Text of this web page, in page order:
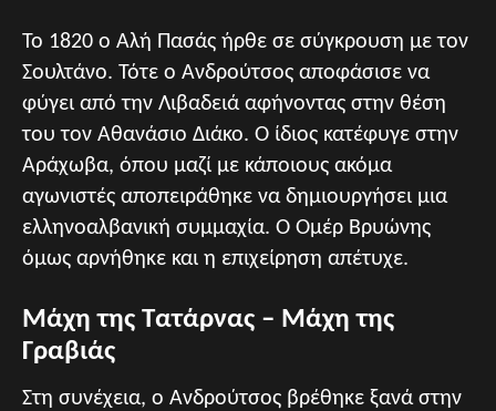
Το 1820 ο Αλή Πασάς ήρθε σε σύγκρουση με τον
Σουλτάνο. Τότε ο Ανδρούτσος αποφάσισε να
φύγει από την Λιβαδειά αφήνοντας στην θέση
του τον Αθανάσιο Διάκο. Ο ίδιος κατέφυγε στην
Αράχωβα, όπου μαζί με κάποιους ακόμα
αγωνιστές αποπειράθηκε να δημιουργήσει μια
ελληνοαλβανική συμμαχία. Ο Ομέρ Βρυώνης
όμως αρνήθηκε και η επιχείρηση απέτυχε.
Μάχη της Τατάρνας – Μάχη της
Γραβιάς
Στη συνέχεια, ο Ανδρούτσος βρέθηκε ξανά στην